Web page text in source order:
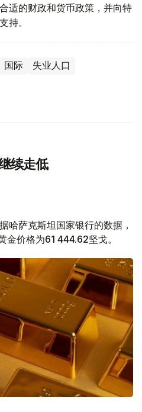
适的财政和货币政策，并向特
持。
国际 失业人口
续走低
哈萨克斯坦国家银行的数据，
价格为61 444.62坚戈。